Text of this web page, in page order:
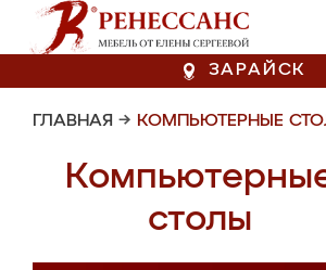
ЗАРАЙСК
ГЛАВНАЯ → КОМПЬЮТЕРНЫЕ
столы